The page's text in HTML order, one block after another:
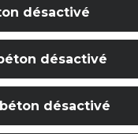
désactivé
désactivé
désactivé